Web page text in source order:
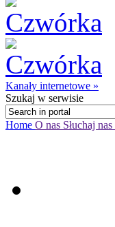
Kanały internetowe »
Szukaj w serwisie
Home O nas Słuchaj nas